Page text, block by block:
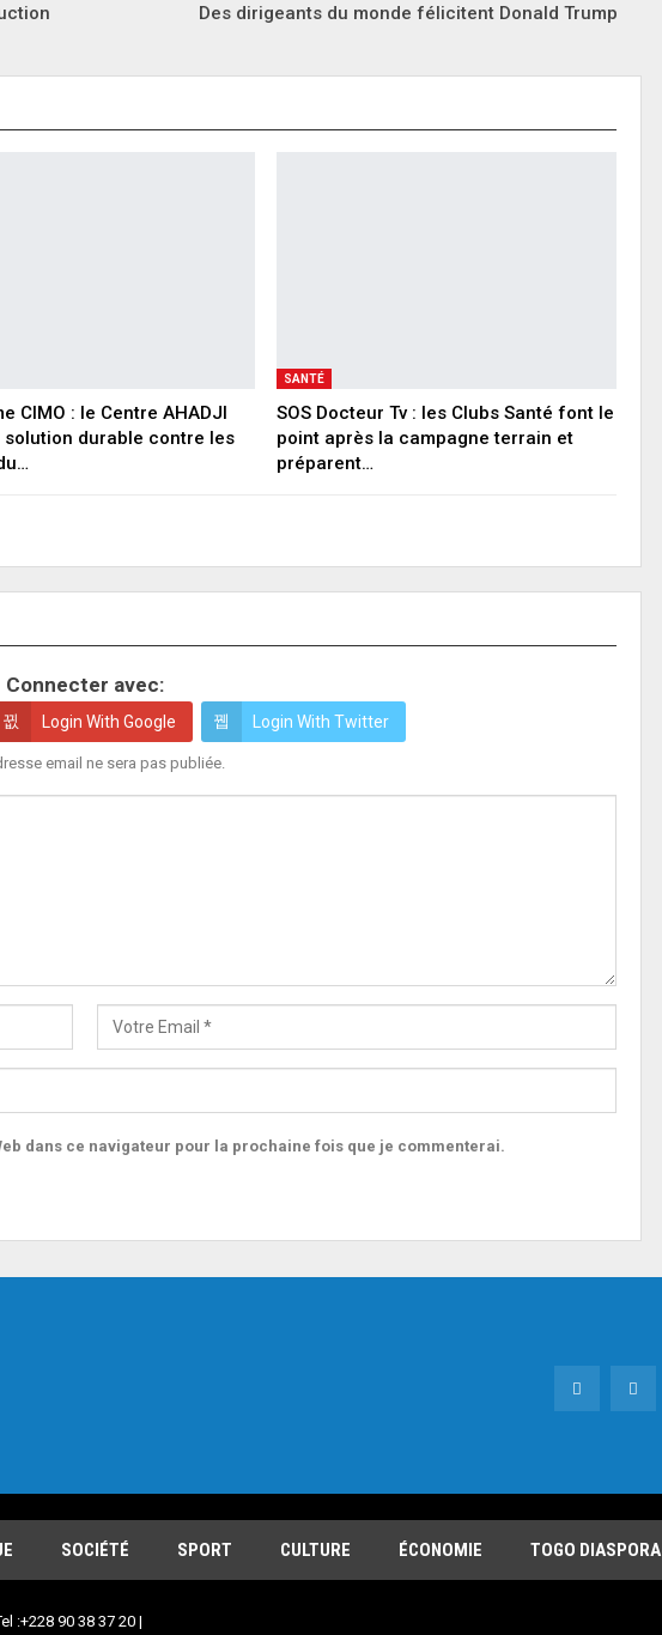
Des dirigeants du monde félicitent Donald Trump
CIMO : le Centre AHADJI
solution durable contre les
SANTÉ
SOS Docteur Tv : les Clubs Santé font le
point après la campagne terrain et
préparent…
Connecter avec:
Login With Google Login With Twitter
email ne sera pas publiée.
dans ce navigateur pour la prochaine fois que je commenterai.
SOCIÉTÉ SPORT CULTURE ÉCONOMIE TOGO DIASPORA
:+228 90 38 37 20 |